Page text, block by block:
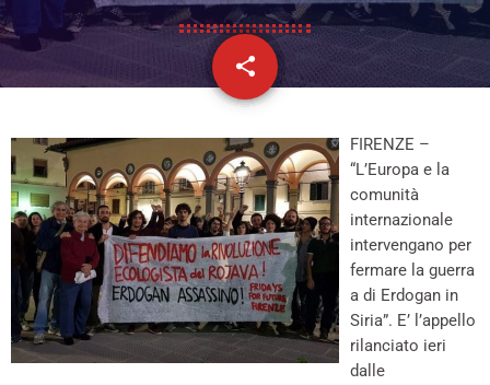
share
email
FIRENZE –
“L’Europa e la
comunità
internazionale
intervengano per
fermare la guerra
a di Erdogan in
Siria”. E’ l’appello
rilanciato ieri
dalle